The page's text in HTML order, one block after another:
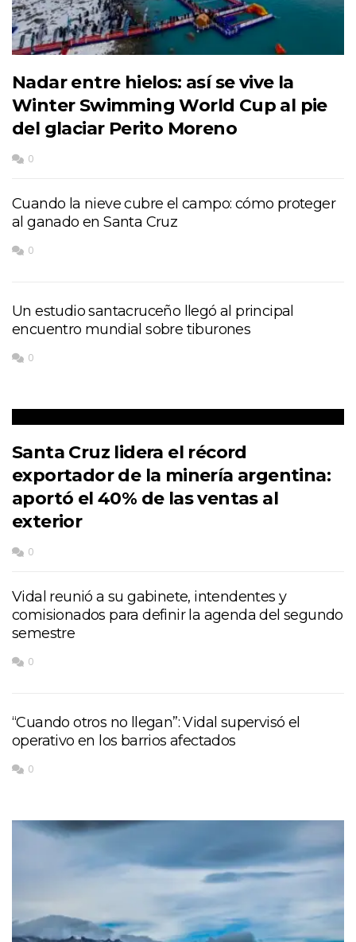
Nadar entre hielos: así se vive la
Winter Swimming World Cup al pie
del glaciar Perito Moreno
0
Cuando la nieve cubre el campo: cómo proteger
al ganado en Santa Cruz
0
Un estudio santacruceño llegó al principal
encuentro mundial sobre tiburones
0
Santa Cruz lidera el récord
exportador de la minería argentina:
aportó el 40% de las ventas al
exterior
0
Vidal reunió a su gabinete, intendentes y
comisionados para definir la agenda del segundo
semestre
0
“Cuando otros no llegan”: Vidal supervisó el
operativo en los barrios afectados
0